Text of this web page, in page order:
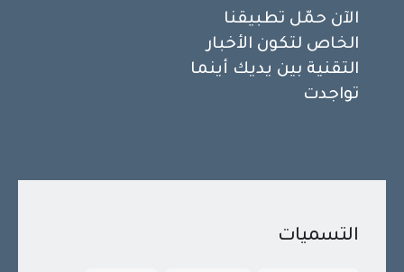
الآن حمّل تطبيقنا
الخاص لتكون الأخبار
التقنية بين يديك أينما
تواجدت
التسميات